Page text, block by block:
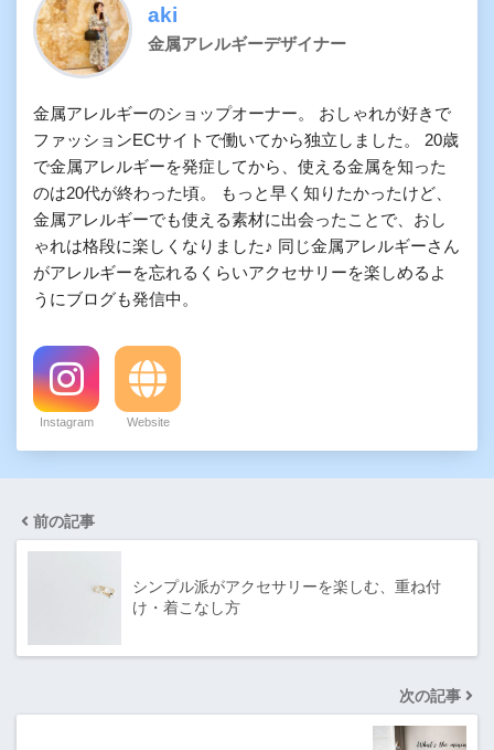
aki
金属アレルギーデザイナー
金属アレルギーのショップオーナー。 おしゃれが好きで
ファッションECサイトで働いてから独立しました。 20歳
で金属アレルギーを発症してから、使える金属を知った
のは20代が終わった頃。 もっと早く知りたかったけど、
金属アレルギーでも使える素材に出会ったことで、おし
ゃれは格段に楽しくなりました♪ 同じ金属アレルギーさん
がアレルギーを忘れるくらいアクセサリーを楽しめるよ
うにブログも発信中。
Instagram Website
前の記事
シンプル派がアクセサリーを楽しむ、重ね付
け・着こなし方
次の記事